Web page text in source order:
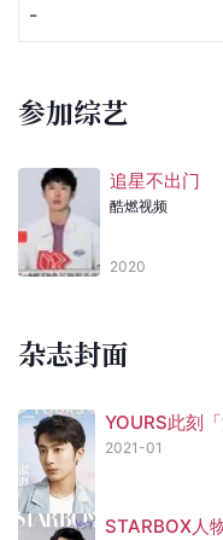
-
参加综艺
追星不出门
酷燃视频
2020
杂志封面
YOURS此刻
2021-01
STARBOX人